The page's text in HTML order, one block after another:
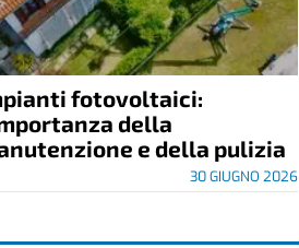
fotovoltaici:
della
e della pulizia
30 GIUGNO 2026